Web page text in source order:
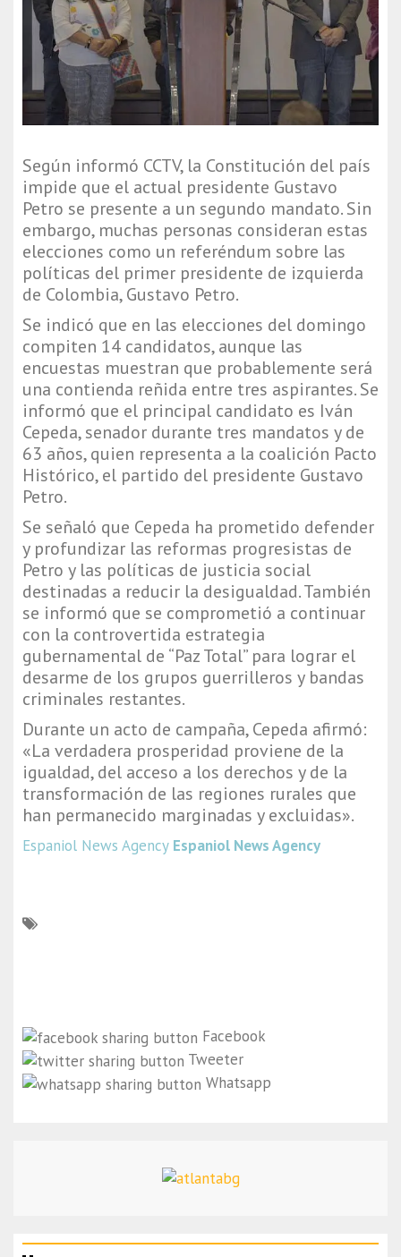
Según informó CCTV, la Constitución del país
impide que el actual presidente Gustavo
Petro se presente a un segundo mandato. Sin
embargo, muchas personas consideran estas
elecciones como un referéndum sobre las
políticas del primer presidente de izquierda
de Colombia, Gustavo Petro.
Se indicó que en las elecciones del domingo
compiten 14 candidatos, aunque las
encuestas muestran que probablemente será
una contienda reñida entre tres aspirantes. Se
informó que el principal candidato es Iván
Cepeda, senador durante tres mandatos y de
63 años, quien representa a la coalición Pacto
Histórico, el partido del presidente Gustavo
Petro.
Se señaló que Cepeda ha prometido defender
y profundizar las reformas progresistas de
Petro y las políticas de justicia social
destinadas a reducir la desigualdad. También
se informó que se comprometió a continuar
con la controvertida estrategia
gubernamental de “Paz Total” para lograr el
desarme de los grupos guerrilleros y bandas
criminales restantes.
Durante un acto de campaña, Cepeda afirmó:
«La verdadera prosperidad proviene de la
igualdad, del acceso a los derechos y de la
transformación de las regiones rurales que
han permanecido marginadas y excluidas».
Espaniol News Agency Espaniol News Agency
Facebook
Tweeter
Whatsapp